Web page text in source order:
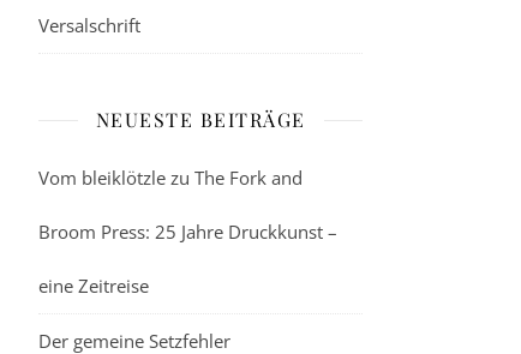
Versalschrift
NEUESTE BEITRÄGE
Vom bleiklötzle zu The Fork and
Broom Press: 25 Jahre Druckkunst –
eine Zeitreise
Der gemeine Setzfehler